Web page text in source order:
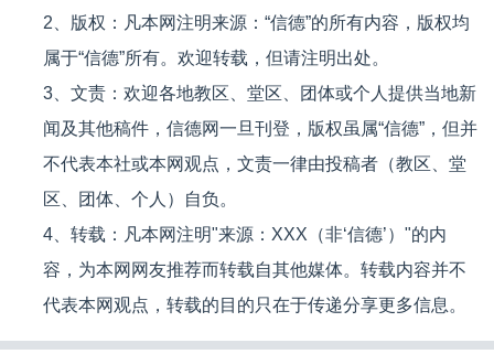
2、版权：凡本网注明来源：“信德”的所有内容，版权均
属于“信德”所有。欢迎转载，但请注明出处。
3、文责：欢迎各地教区、堂区、团体或个人提供当地新
闻及其他稿件，信德网一旦刊登，版权虽属“信德”，但并
不代表本社或本网观点，文责一律由投稿者（教区、堂
区、团体、个人）自负。
4、转载：凡本网注明"来源：XXX（非‘信德’）"的内
容，为本网网友推荐而转载自其他媒体。转载内容并不
代表本网观点，转载的目的只在于传递分享更多信息。